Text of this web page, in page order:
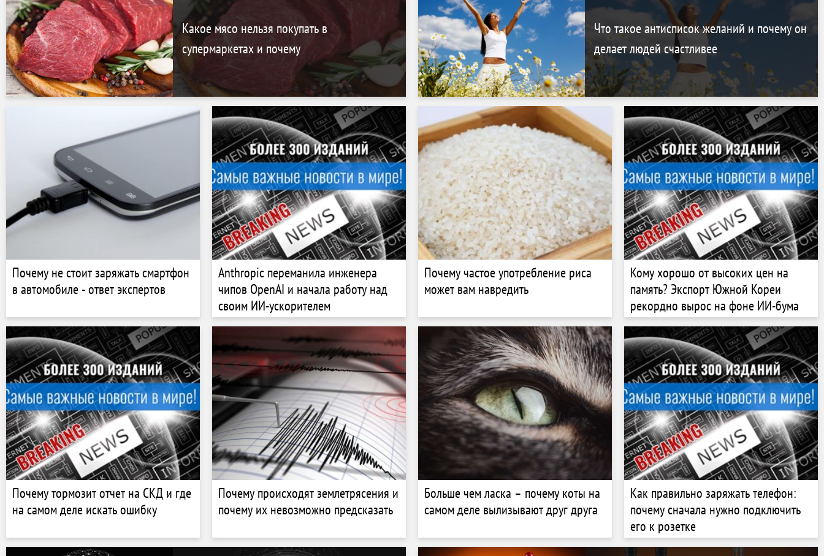
Какое мясо нельзя покупать в
супермаркетах и почему
Что такое антисписок желаний и почему он
делает людей счастливее
Почему не стоит заряжать смартфон
в автомобиле - ответ экспертов
Anthropic переманила инженера
чипов OpenAI и начала работу над
своим ИИ-ускорителем
Почему частое употребление риса
может вам навредить
Кому хорошо от высоких цен на
память? Экспорт Южной Кореи
рекордно вырос на фоне ИИ-бума
Почему тормозит отчет на СКД и где
на самом деле искать ошибку
Почему происходят землетрясения и
почему их невозможно предсказать
Больше чем ласка – почему коты на
самом деле вылизывают друг друга
Как правильно заряжать телефон:
почему сначала нужно подключить
его к розетке